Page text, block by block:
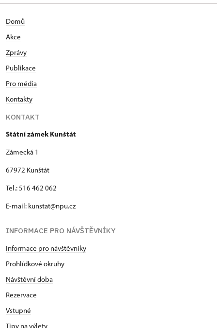
Domů
Akce
Zprávy
Publikace
Pro média
Kontakty
KONTAKT
Státní zámek Kunštát
Zámecká 1
67972 Kunštát
Tel.: 516 462 062
E-mail: kunstat@npu.cz
INFORMACE PRO NÁVŠTĚVNÍKY
Informace pro návštěvníky
Prohlídkové okruhy
Návštěvní doba
Rezervace
Vstupné
Tipy na výlety